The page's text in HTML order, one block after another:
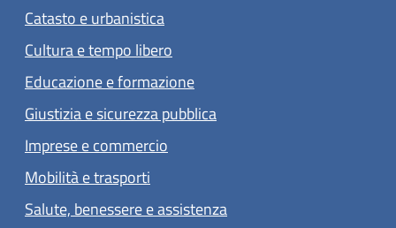
Catasto e urbanistica
Cultura e tempo libero
Educazione e formazione
Giustizia e sicurezza pubblica
Imprese e commercio
Mobilità e trasporti
Salute, benessere e assistenza